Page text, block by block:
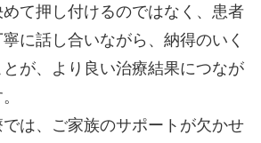
て押し付けるのではなく、患者
に話し合いながら、納得のいく
が、より良い治療結果につなが
は、ご家族のサポートが欠かせ